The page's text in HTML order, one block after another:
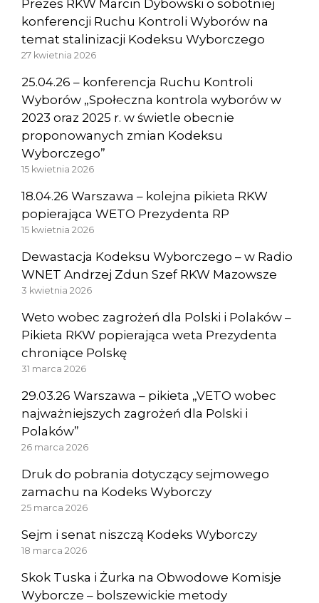
Prezes RKW Marcin Dybowski o sobotniej
konferencji Ruchu Kontroli Wyborów na
temat stalinizacji Kodeksu Wyborczego
27 kwietnia 2026
25.04.26 – konferencja Ruchu Kontroli
Wyborów „Społeczna kontrola wyborów w
2023 oraz 2025 r. w świetle obecnie
proponowanych zmian Kodeksu
Wyborczego”
15 kwietnia 2026
18.04.26 Warszawa – kolejna pikieta RKW
popierająca WETO Prezydenta RP
15 kwietnia 2026
Dewastacja Kodeksu Wyborczego – w Radio
WNET Andrzej Zdun Szef RKW Mazowsze
3 kwietnia 2026
Weto wobec zagrożeń dla Polski i Polaków –
Pikieta RKW popierająca weta Prezydenta
chroniące Polskę
31 marca 2026
29.03.26 Warszawa – pikieta „VETO wobec
najważniejszych zagrożeń dla Polski i
Polaków”
26 marca 2026
Druk do pobrania dotyczący sejmowego
zamachu na Kodeks Wyborczy
25 marca 2026
Sejm i senat niszczą Kodeks Wyborczy
18 marca 2026
Skok Tuska i Żurka na Obwodowe Komisje
Wyborcze – bolszewickie metody